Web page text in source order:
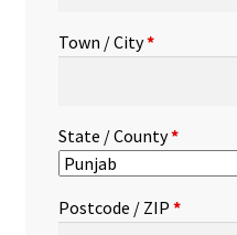
etc.(optional)
Town / City*
State / County*
Postcode / ZIP *